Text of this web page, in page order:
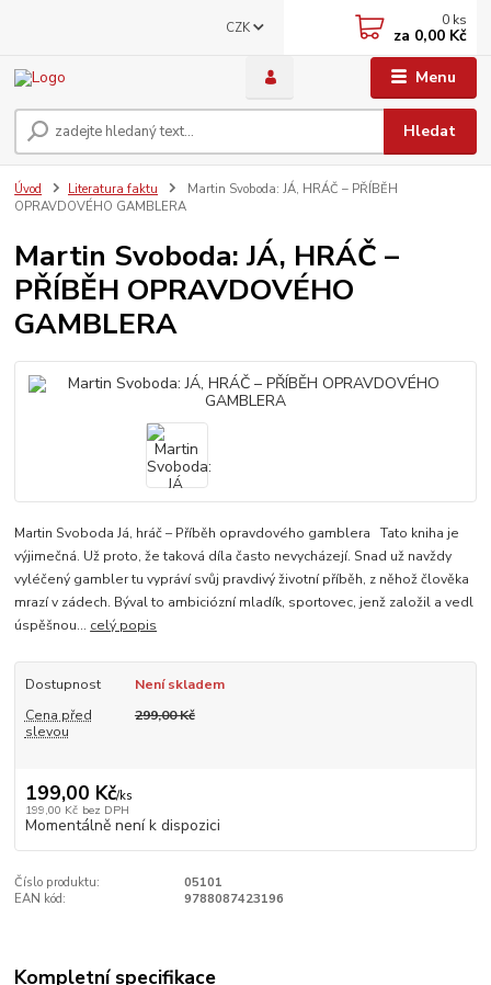
Menu
CZK
Hledat
0 ks
za 0,00 Kč
Úvod Literatura faktu
Martin Svoboda: JÁ, HRÁČ – PŘÍBĚH
OPRAVDOVÉHO GAMBLERA
Martin Svoboda: JÁ, HRÁČ –
PŘÍBĚH OPRAVDOVÉHO
GAMBLERA
Martin Svoboda Já, hráč – Příběh opravdového gamblera Tato kniha je
výjimečná. Už proto, že taková díla často nevycházejí. Snad už navždy
vyléčený gambler tu vypráví svůj pravdivý životní příběh, z něhož člověka
mrazí v zádech. Býval to ambiciózní mladík, sportovec, jenž založil a vedl
úspěšnou... celý popis
Dostupnost
Není skladem
Cena před
slevou
299,00 Kč
199,00 Kč/ks
199,00 Kč bez DPH
Momentálně není k dispozici
Číslo produktu:
05101
EAN kód:
9788087423196
Kompletní specifikace